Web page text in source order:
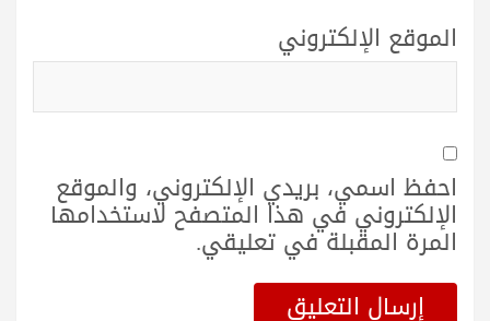
الموقع الإلكتروني
احفظ اسمي، بريدي الإلكتروني، والموقع
الإلكتروني في هذا المتصفح لاستخدامها
المرة المقبلة في تعليقي.